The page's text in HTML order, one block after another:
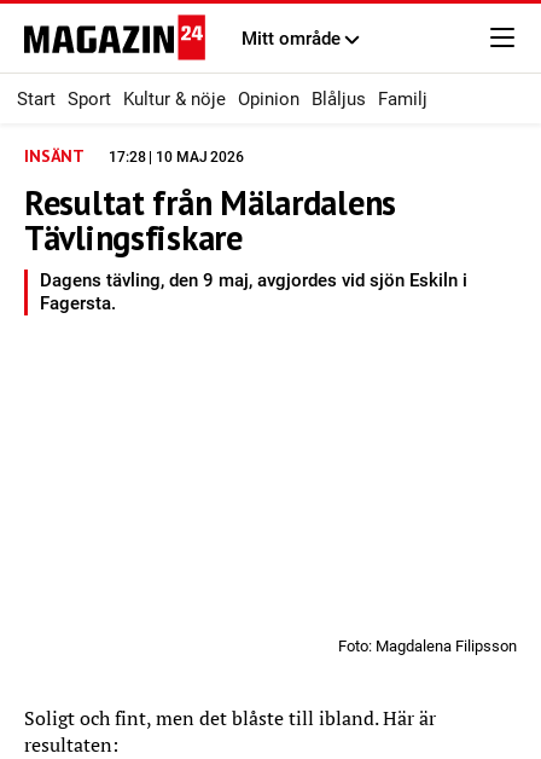
Mitt område
Start Sport Kultur & nöje Opinion Blåljus Familj
INSÄNT 17:28 | 10 MAJ 2026
Resultat från Mälardalens
Tävlingsfiskare
Dagens tävling, den 9 maj, avgjordes vid sjön Eskiln i
Fagersta.
Foto: Magdalena Filipsson
Soligt och fint, men det blåste till ibland. Här är
resultaten: